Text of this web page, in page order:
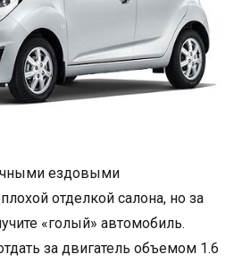
ездовыми
отделкой салона, но за
«голый» автомобиль.
за двигатель объемом 1.6